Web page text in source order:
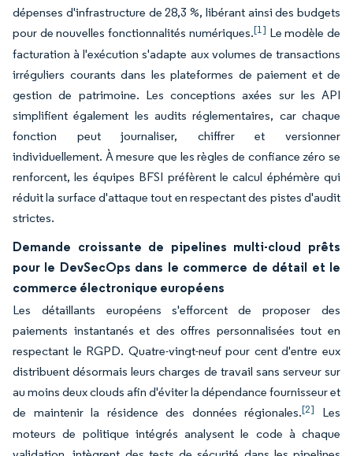
dépenses d'infrastructure de 28,3 %, libérant ainsi des budgets
pour de nouvelles fonctionnalités numériques.[1] Le modèle de
facturation à l'exécution s'adapte aux volumes de transactions
irréguliers courants dans les plateformes de paiement et de
gestion de patrimoine. Les conceptions axées sur les API
simplifient également les audits réglementaires, car chaque
fonction peut journaliser, chiffrer et versionner
individuellement. À mesure que les règles de confiance zéro se
renforcent, les équipes BFSI préfèrent le calcul éphémère qui
réduit la surface d'attaque tout en respectant des pistes d'audit
strictes.
Demande croissante de pipelines multi-cloud prêts
pour le DevSecOps dans le commerce de détail et le
commerce électronique européens
Les détaillants européens s'efforcent de proposer des
paiements instantanés et des offres personnalisées tout en
respectant le RGPD. Quatre-vingt-neuf pour cent d'entre eux
distribuent désormais leurs charges de travail sans serveur sur
au moins deux clouds afin d'éviter la dépendance fournisseur et
de maintenir la résidence des données régionales.[2]
Les
moteurs de politique intégrés analysent le code à chaque